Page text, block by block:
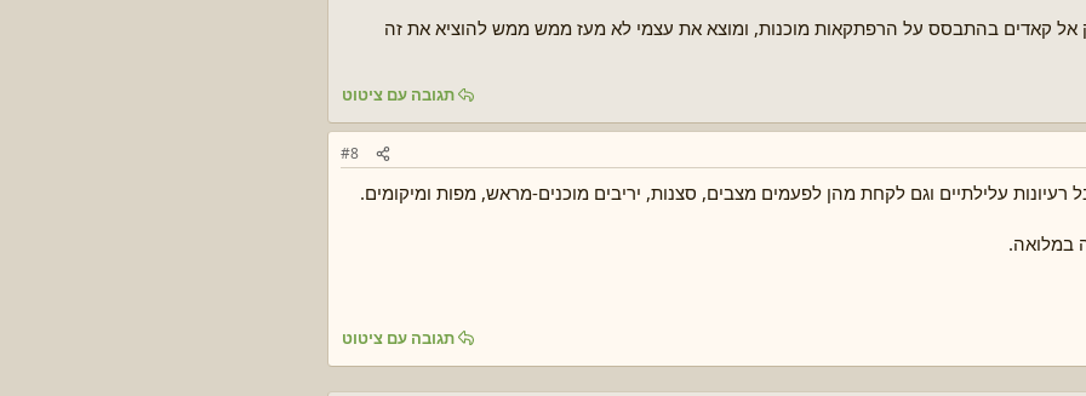
אל קאדים בהתבסס על הרפתקאות מוכנות, ומוצא את עצמי לא מעז ממש ממש להוציא את זה
תגובה עם ציטוט
#8
רעיונות עלילתיים וגם לקחת מהן לפעמים מצבים, סצנות, יריבים מוכנים-מראש, מפות ומיקומים.
במלואה.
תגובה עם ציטוט